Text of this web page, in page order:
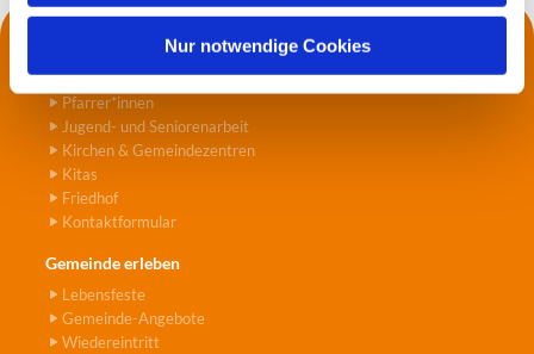
h
Nur notwendige Cookies
Die Küsterei
Pfarrer*innen
Jugend- und Seniorenarbeit
Kirchen & Gemeindezentren
Kitas
Friedhof
Kontaktformular
Gemeinde erleben
Lebensfeste
Gemeinde-Angebote
Wiedereintritt